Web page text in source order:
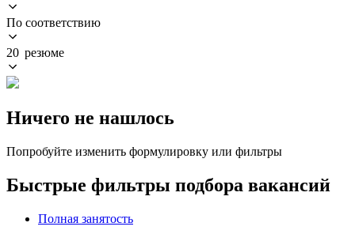
По соответствию
20 резюме
Ничего не нашлось
Попробуйте изменить формулировку или фильтры
Быстрые фильтры подбора вакансий
Полная занятость